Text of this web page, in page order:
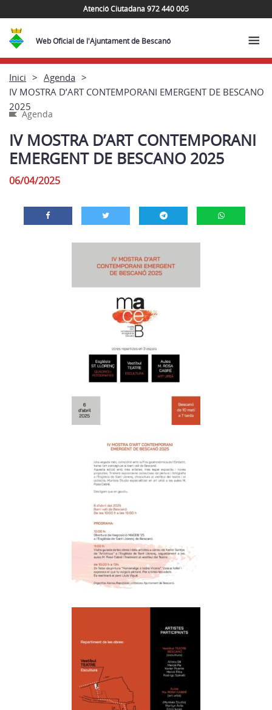
Atenció Ciutadana 972 440 005
Web Oficial de l'Ajuntament de Bescanó
Inici
Agenda
IV MOSTRA D’ART CONTEMPORANI EMERGENT DE BESCANO
2025
Agenda
IV MOSTRA D’ART CONTEMPORANI
EMERGENT DE BESCANO 2025
06/04/2025